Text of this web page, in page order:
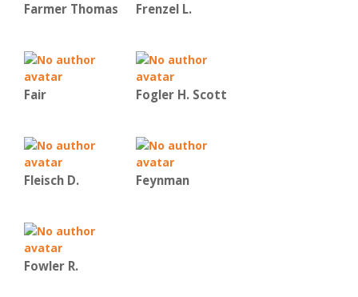
Farmer Thomas Frenzel L.
Fair Fogler H. Scott
Fleisch D. Feynman
Fowler R.